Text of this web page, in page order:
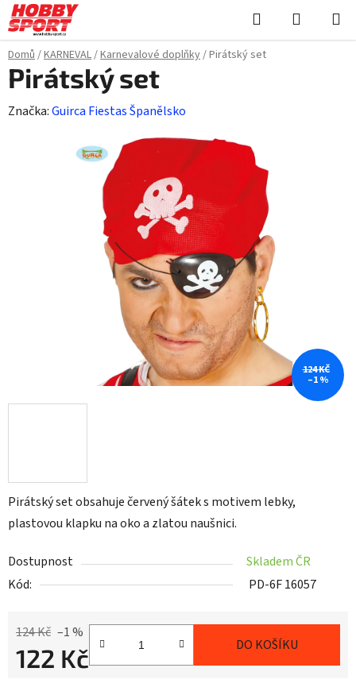
Přejít
na
obsah
Hledat
KOŠÍK
Domů/KARNEVAL/Karnevalové doplňky/Pirátský set
Pirátský set obsahuje červený šátek s motivem lebky,
plastovou klapku na oko a zlatou naušnici.
Dostupnost
Skladem ČR
Kód:
PD-6F 16057
124 Kč –1 %
122 Kč DO KOŠÍKU
Pirátský set
Značka:Guirca Fiestas Španělsko
124 KČ
–1 %